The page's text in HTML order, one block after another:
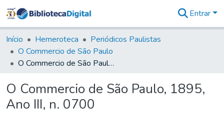
&
Coleções
Tudo na
Biblioteca
Estatísticas
Entrar
Início Hemeroteca
Periódicos Paulistas
O Commercio de São Paulo
O Commercio de São Paulo, 1895, Ano III, n. 0700
O Commercio de São Paulo, 1895,
Ano III, n. 0700